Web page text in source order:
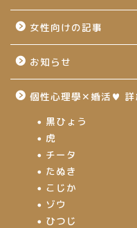
女性向けの記事
お知らせ
個性心理學✕婚活♥ 詳
黒ひょう
虎
チータ
たぬき
こじか
ゾウ
ひつじ